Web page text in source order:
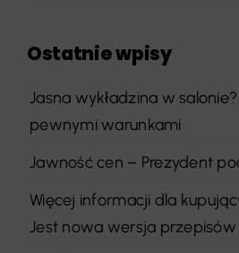
Ostatnie wpisy
Jasna wykładzina w
pewnymi warunkami
Jawność cen – Prezydent
Więcej informacji dla
Jest nowa wersja przepisów